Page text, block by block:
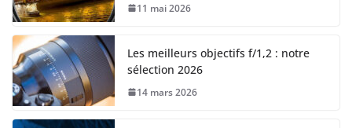
11 mai 2026
Les meilleurs objectifs f/1,2 : notre
sélection 2026
14 mars 2026